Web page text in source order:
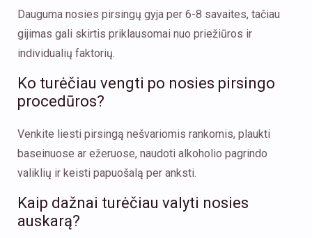
Dauguma nosies pirsingų gyja per 6-8 savaites, tačiau
gijimas gali skirtis priklausomai nuo priežiūros ir
individualių faktorių.
Ko turėčiau vengti po nosies pirsingo
procedūros?
Venkite liesti pirsingą nešvariomis rankomis, plaukti
baseinuose ar ežeruose, naudoti alkoholio pagrindo
valiklių ir keisti papuošalą per anksti.
Kaip dažnai turėčiau valyti nosies
auskarą?